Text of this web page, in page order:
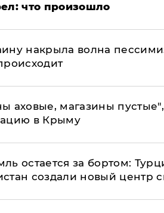
что произошло
накрыла волна
аховые, магазины
в Крыму
остается за бортом:
создали новый центр